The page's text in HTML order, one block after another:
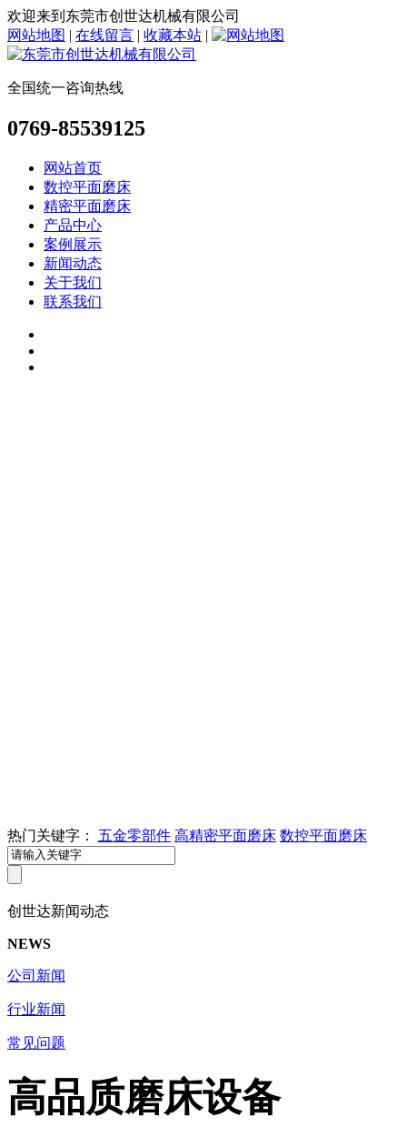
欢迎来到东莞市创世达机械有限公司
网站地图 | 在线留言 | 收藏本站 |
全国统一咨询热线
0769-85539125
网站首页
数控平面磨床
精密平面磨床
产品中心
案例展示
新闻动态
关于我们
联系我们
热门关键字： 五金零部件 高精密平面磨床 数控平面磨床
创世达新闻动态
NEWS
公司新闻
行业新闻
常见问题
高品质磨床设备